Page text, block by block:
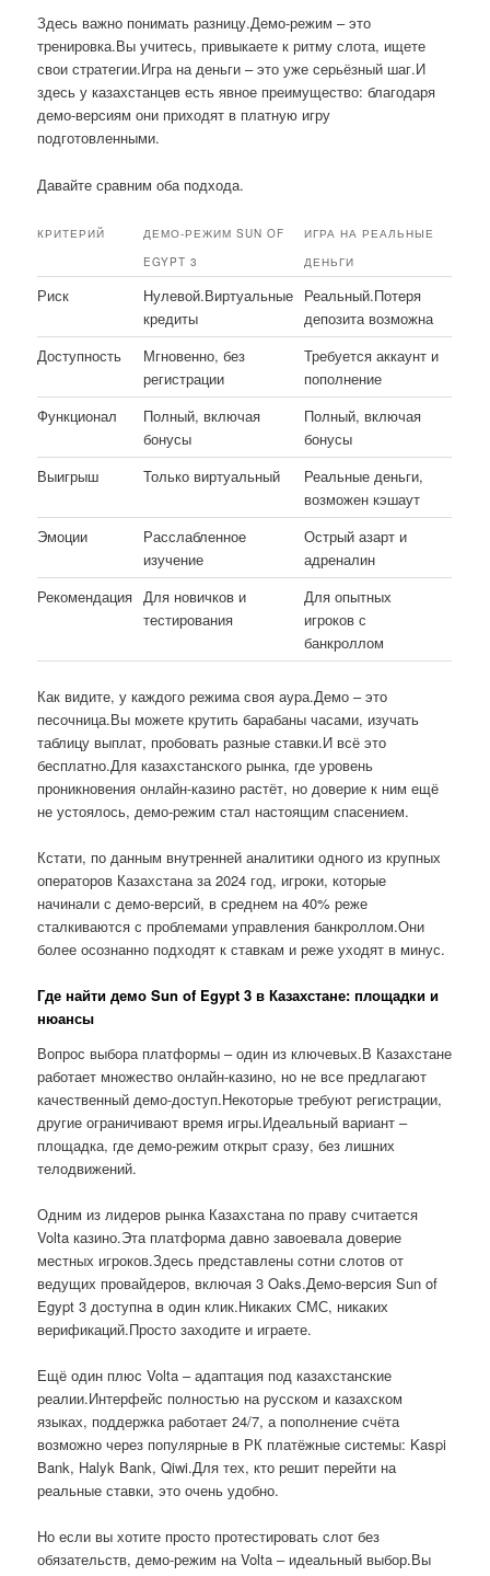
Здесь важно понимать разницу.Демо-режим – это
тренировка.Вы учитесь, привыкаете к ритму слота, ищете
свои стратегии.Игра на деньги – это уже серьёзный шаг.И
здесь у казахстанцев есть явное преимущество: благодаря
демо-версиям они приходят в платную игру
подготовленными.
Давайте сравним оба подхода.
КРИТЕРИЙ
ДЕМО-РЕЖИМ SUN OF
EGYPT 3
ИГРА НА РЕАЛЬНЫЕ
ДЕНЬГИ
Риск
Нулевой.Виртуальные
кредиты
Реальный.Потеря
депозита возможна
Доступность
Мгновенно, без
регистрации
Требуется аккаунт и
пополнение
Функционал
Полный, включая
бонусы
Полный, включая
бонусы
Выигрыш
Только виртуальный
Реальные деньги,
возможен кэшаут
Эмоции
Расслабленное
изучение
Острый азарт и
адреналин
Рекомендация Для новичков и
тестирования
Для опытных
игроков с
банкроллом
Как видите, у каждого режима своя аура.Демо – это
песочница.Вы можете крутить барабаны часами, изучать
таблицу выплат, пробовать разные ставки.И всё это
бесплатно.Для казахстанского рынка, где уровень
проникновения онлайн-казино растёт, но доверие к ним ещё
не устоялось, демо-режим стал настоящим спасением.
Кстати, по данным внутренней аналитики одного из крупных
операторов Казахстана за 2024 год, игроки, которые
начинали с демо-версий, в среднем на 40% реже
сталкиваются с проблемами управления банкроллом.Они
более осознанно подходят к ставкам и реже уходят в минус.
Где найти демо Sun of Egypt 3 в Казахстане: площадки и
нюансы
Вопрос выбора платформы – один из ключевых.В Казахстане
работает множество онлайн-казино, но не все предлагают
качественный демо-доступ.Некоторые требуют регистрации,
другие ограничивают время игры.Идеальный вариант –
площадка, где демо-режим открыт сразу, без лишних
телодвижений.
Одним из лидеров рынка Казахстана по праву считается
Volta казино.Эта платформа давно завоевала доверие
местных игроков.Здесь представлены сотни слотов от
ведущих провайдеров, включая 3 Oaks.Демо-версия Sun of
Egypt 3 доступна в один клик.Никаких СМС, никаких
верификаций.Просто заходите и играете.
Ещё один плюс Volta – адаптация под казахстанские
реалии.Интерфейс полностью на русском и казахском
языках, поддержка работает 24/7, а пополнение счёта
возможно через популярные в РК платёжные системы: Kaspi
Bank, Halyk Bank, Qiwi.Для тех, кто решит перейти на
реальные ставки, это очень удобно.
Но если вы хотите просто протестировать слот без
обязательств, демо-режим на Volta – идеальный выбор.Вы